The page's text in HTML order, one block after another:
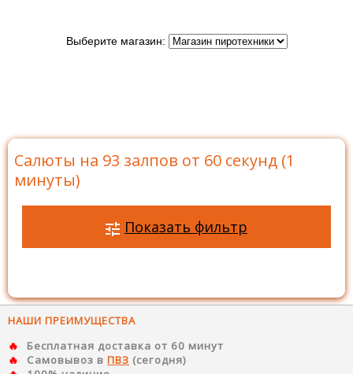
Выберите магазин:
Салюты на 93 залпов от 60 секунд (1
минуты)
Показать фильтр
НАШИ ПРЕИМУЩЕСТВА
Бесплатная доставка от 60 минут
Самовывоз в ПВЗ (сегодня)